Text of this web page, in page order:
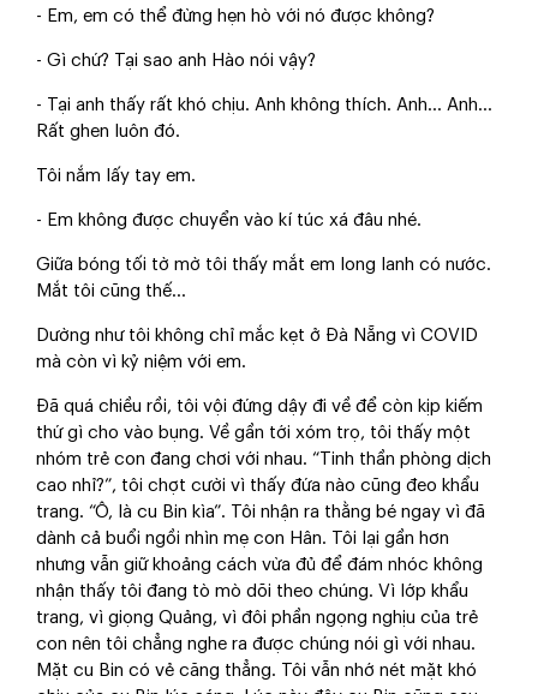
- Em, em có thể đừng hẹn hò với nó được không?
- Gì chứ? Tại sao anh Hào nói vậy?
- Tại anh thấy rất khó chịu. Anh không thích. Anh... Anh...
Rất ghen luôn đó.
Tôi nắm lấy tay em.
- Em không được chuyển vào kí túc xá đâu nhé.
Giữa bóng tối tờ mờ tôi thấy mắt em long lanh có nước.
Mắt tôi cũng thế...
Dường như tôi không chỉ mắc kẹt ở Đà Nẵng vì COVID
mà còn vì kỷ niệm với em.
Đã quá chiều rồi, tôi vội đứng dậy đi về để còn kịp kiếm
thứ gì cho vào bụng. Về gần tới xóm trọ, tôi thấy một
nhóm trẻ con đang chơi với nhau. “Tinh thần phòng dịch
cao nhỉ?”, tôi chợt cười vì thấy đứa nào cũng đeo khẩu
trang. “Ô, là cu Bin kìa”. Tôi nhận ra thằng bé ngay vì đã
dành cả buổi ngồi nhìn mẹ con Hân. Tôi lại gần hơn
nhưng vẫn giữ khoảng cách vừa đủ để đám nhóc không
nhận thấy tôi đang tò mò dõi theo chúng. Vì lớp khẩu
trang, vì giọng Quảng, vì đôi phần ngọng nghịu của trẻ
con nên tôi chẳng nghe ra được chúng nói gì với nhau.
Mặt cu Bin có vẻ căng thẳng. Tôi vẫn nhớ nét mặt khó